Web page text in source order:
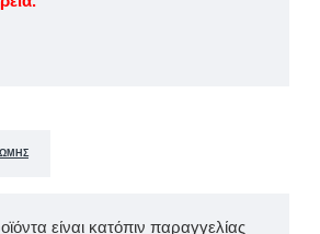
είναι κατόπιν παραγγελίας